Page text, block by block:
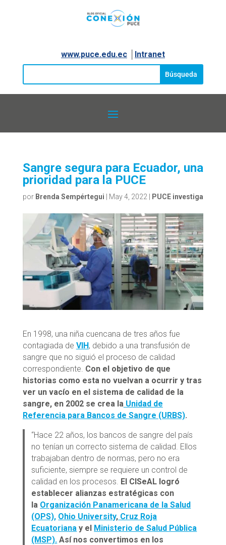
www.puce.edu.ec│ Intranet
Sangre segura para Ecuador, una
prioridad para la PUCE
por Brenda Sempértegui May 4, 2022| PUCE investiga
En 1998, una niña cuencana de tres años fue
contagiada de VIH, debido a una transfusión de
sangre que no siguió el proceso de calidad
correspondiente. Con el objetivo de que
historias como esta no vuelvan a ocurrir y tras
ver un vacío en el sistema de calidad de la
sangre, en 2002 se crea la Unidad de
Referencia para Bancos de Sangre (URBS).
“Hace 22 años, los bancos de sangre del país
no tenían un correcto sistema de calidad. Ellos
trabajaban dentro de normas, pero no era
suficiente, siempre se requiere un control de
calidad en los procesos. El CISeAL logró
establecer alianzas estratégicas con
la Organización Panamericana de la Salud
(OPS), Ohio University, Cruz Roja
Ecuatoriana y el Ministerio de Salud Pública
(MSP). Así nos convertimos en los